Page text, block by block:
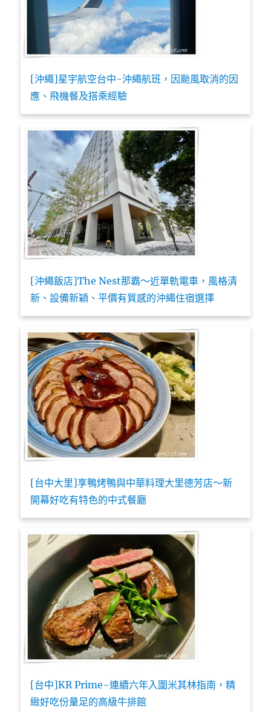
[沖繩]星宇航空台中-沖繩航班，因颱風取消的因
應、飛機餐及搭乘經驗
[沖繩飯店]The Nest那霸～近單軌電車，風格清
新、設備新穎、平價有質感的沖繩住宿選擇
[台中大里]享鴨烤鴨與中華料理大里德芳店～新
開幕好吃有特色的中式餐廳
[台中]KR Prime~連續六年入圍米其林指南，精
緻好吃份量足的高級牛排館